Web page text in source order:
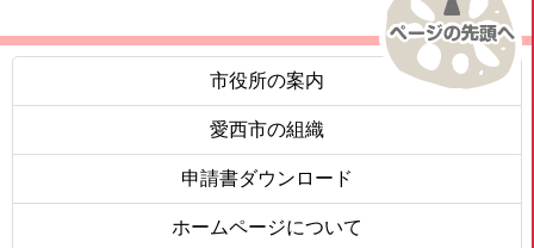
市役所の案内
愛西市の組織
申請書ダウンロード
ホームページについて